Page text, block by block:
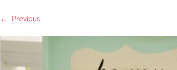
Previous